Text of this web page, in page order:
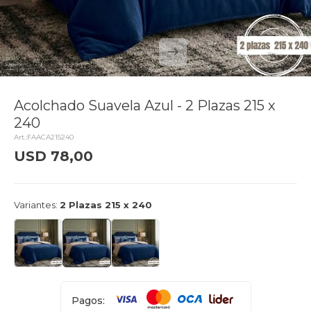
Acolchado Suavela Azul - 2 Plazas 215 x
240
FAACA215240
USD 78,00
Variantes: 2 Plazas 215 x 240
Pagos: